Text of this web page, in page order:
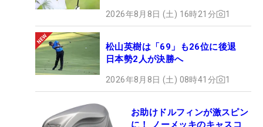
2026年8月8日 (土) 16時21分 1
松山英樹は「69」も26位に後退
日本勢2人が決勝へ
2026年8月8日 (土) 08時41分 1
お助けドルフィンが激スピン
に！ ノーメッキのキャスコ